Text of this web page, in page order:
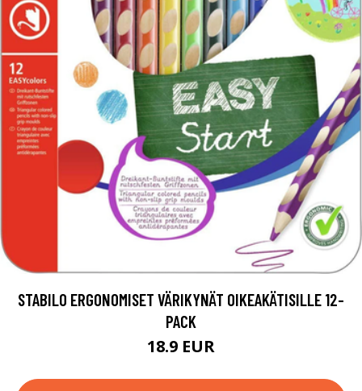
STABILO ERGONOMISET VÄRIKYNÄT OIKEAKÄTISILLE 12-
PACK
18.9 EUR